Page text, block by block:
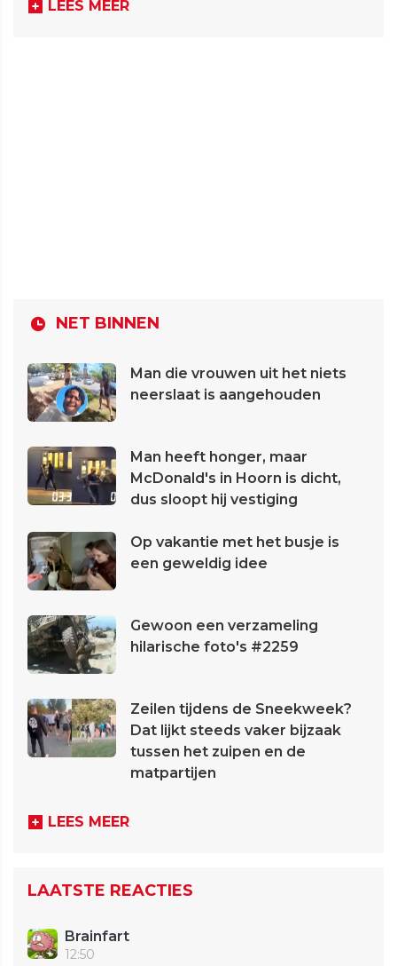
LEES MEER
NET BINNEN
Man die vrouwen uit het niets
neerslaat is aangehouden
Man heeft honger, maar
McDonald's in Hoorn is dicht,
dus sloopt hij vestiging
Op vakantie met het busje is
een geweldig idee
Gewoon een verzameling
hilarische foto's #2259
Zeilen tijdens de Sneekweek?
Dat lijkt steeds vaker bijzaak
tussen het zuipen en de
matpartijen
LEES MEER
LAATSTE REACTIES
Brainfart
12:50